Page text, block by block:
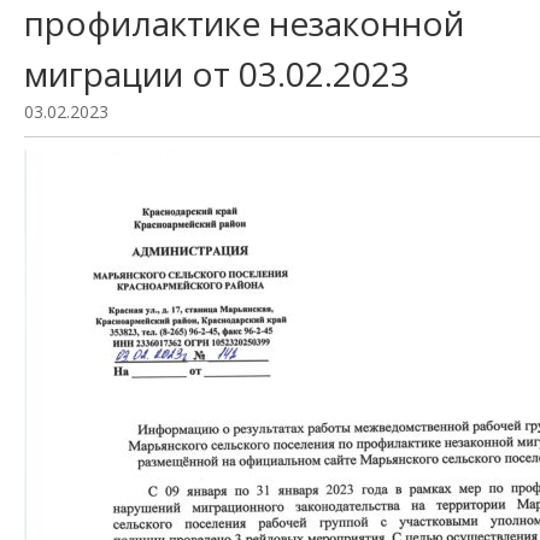
профилактике незаконной
миграции от 03.02.2023
03.02.2023